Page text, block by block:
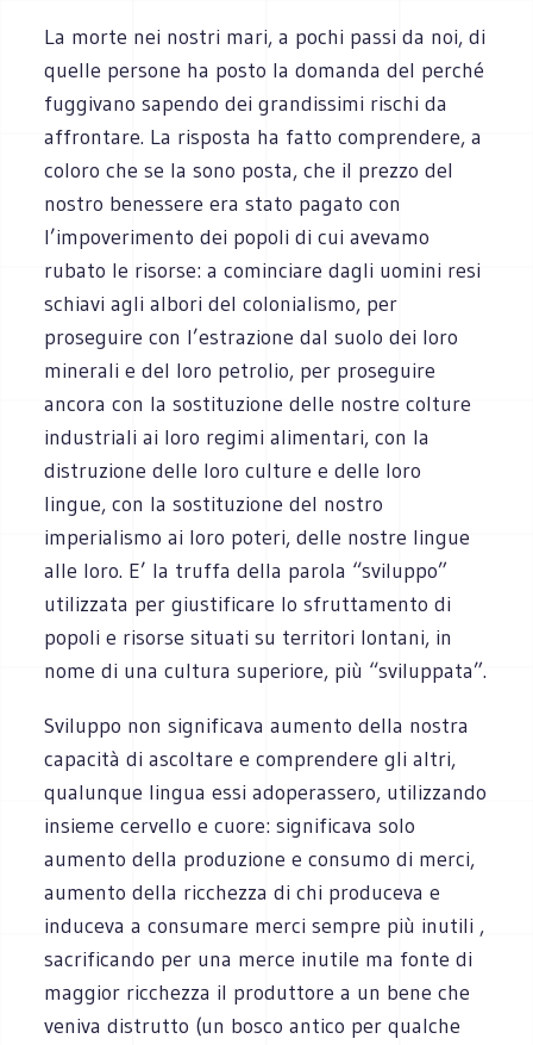
La morte nei nostri mari, a pochi passi da noi, di
quelle persone ha posto la domanda del perché
fuggivano sapendo dei grandissimi rischi da
affrontare. La risposta ha fatto comprendere, a
coloro che se la sono posta, che il prezzo del
nostro benessere era stato pagato con
l’impoverimento dei popoli di cui avevamo
rubato le risorse: a cominciare dagli uomini resi
schiavi agli albori del colonialismo, per
proseguire con l’estrazione dal suolo dei loro
minerali e del loro petrolio, per proseguire
ancora con la sostituzione delle nostre colture
industriali ai loro regimi alimentari, con la
distruzione delle loro culture e delle loro
lingue, con la sostituzione del nostro
imperialismo ai loro poteri, delle nostre lingue
alle loro. E’ la truffa della parola “sviluppo”
utilizzata per giustificare lo sfruttamento di
popoli e risorse situati su territori lontani, in
nome di una cultura superiore, più “sviluppata”.
Sviluppo non significava aumento della nostra
capacità di ascoltare e comprendere gli altri,
qualunque lingua essi adoperassero, utilizzando
insieme cervello e cuore: significava solo
aumento della produzione e consumo di merci,
aumento della ricchezza di chi produceva e
induceva a consumare merci sempre più inutili ,
sacrificando per una merce inutile ma fonte di
maggior ricchezza il produttore a un bene che
veniva distrutto (un bosco antico per qualche